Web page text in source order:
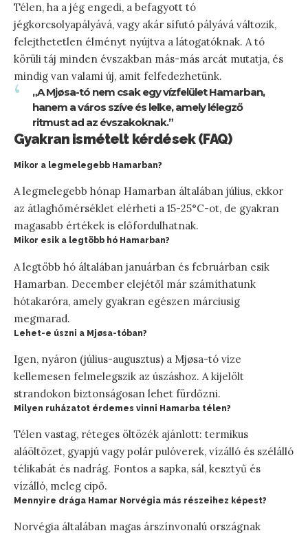
Télen, ha a jég engedi, a befagyott tó
jégkorcsolyapályává, vagy akár sífutó pályává változik,
felejthetetlen élményt nyújtva a látogatóknak. A tó
körüli táj minden évszakban más-más arcát mutatja, és
mindig van valami új, amit felfedezhetünk.
„A Mjøsa-tó nem csak egy vízfelület Hamarban,
hanem a város szíve és lelke, amely lélegző
ritmust ad az évszakoknak.”
Gyakran ismételt kérdések (FAQ)
Mikor a legmelegebb Hamarban?
A legmelegebb hónap Hamarban általában július, ekkor
az átlaghőmérséklet elérheti a 15-25°C-ot, de gyakran
magasabb értékek is előfordulhatnak.
Mikor esik a legtöbb hó Hamarban?
A legtöbb hó általában januárban és februárban esik
Hamarban. December elejétől már számíthatunk
hótakaróra, amely gyakran egészen márciusig
megmarad.
Lehet-e úszni a Mjøsa-tóban?
Igen, nyáron (július-augusztus) a Mjøsa-tó vize
kellemesen felmelegszik az úszáshoz. A kijelölt
strandokon biztonságosan lehet fürdőzni.
Milyen ruházatot érdemes vinni Hamarba télen?
Télen vastag, réteges öltözék ajánlott: termikus
aláöltözet, gyapjú vagy polár pulóverek, vízálló és szélálló
télikabát és nadrág. Fontos a sapka, sál, kesztyű és
vízálló, meleg cipő.
Mennyire drága Hamar Norvégia más részeihez képest?
Norvégia általában magas árszínvonalú országnak